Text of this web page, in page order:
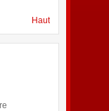
Haut